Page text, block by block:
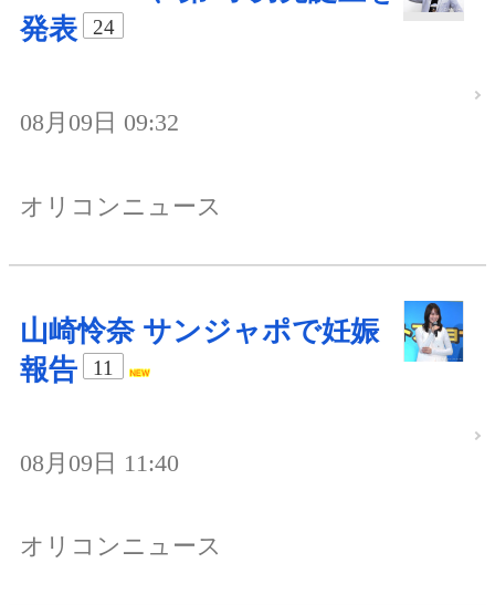
発表
24
08月09日 09:32
オリコンニュース
山崎怜奈 サンジャポで妊娠
報告
11
08月09日 11:40
オリコンニュース